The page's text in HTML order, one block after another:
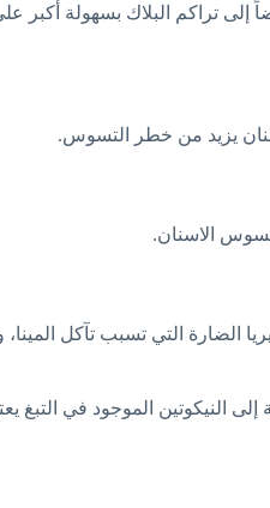
البلاك بسهولة أكبر على
يزيد من خطر التسوس.
تسوس الاسنان.
التي تسبب تآكل المينا،
النيكوتين الموجود في التبغ